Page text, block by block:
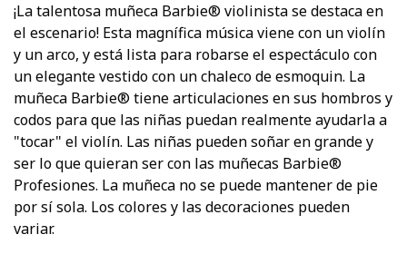
¡La talentosa muñeca Barbie® violinista se destaca en
el escenario! Esta magnífica música viene con un violín
y un arco, y está lista para robarse el espectáculo con
un elegante vestido con un chaleco de esmoquin. La
muñeca Barbie® tiene articulaciones en sus hombros y
codos para que las niñas puedan realmente ayudarla a
"tocar" el violín. Las niñas pueden soñar en grande y
ser lo que quieran ser con las muñecas Barbie®
Profesiones. La muñeca no se puede mantener de pie
por sí sola. Los colores y las decoraciones pueden
variar.